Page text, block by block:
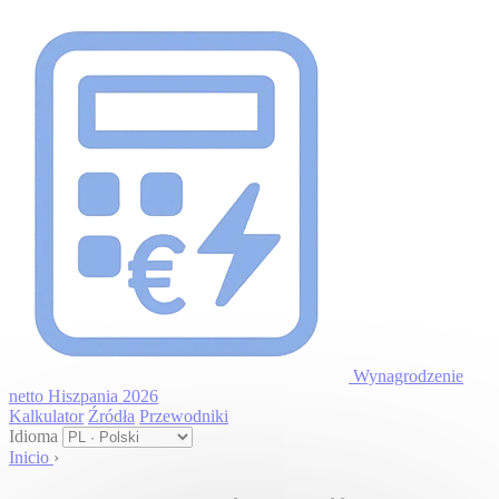
Wynagrodzenie
netto Hiszpania 2026
Kalkulator Źródła Przewodniki
Idioma
Inicio ›